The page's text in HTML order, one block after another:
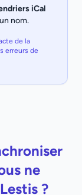
iCal
nom.
de la
erreurs de
ne
?